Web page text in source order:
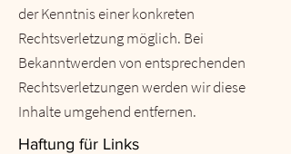
der Kenntnis einer konkreten
Rechtsverletzung möglich. Bei
Bekanntwerden von entsprechenden
Rechtsverletzungen werden wir diese
Inhalte umgehend entfernen.
Haftung für Links